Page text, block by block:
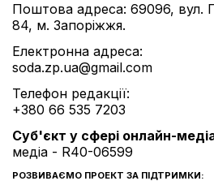
Поштова адреса: 69096, вул.
84, м. Запоріжжя.
Електронна адреса:
soda.zp.ua@gmail.com
Телефон редакції:
+380 66 535 7203
Cуб'єкт у сфері онлайн-
медіа - R40-06599
РОЗВИВАЄМО ПРОЕКТ ЗА ПІДТРИМКИ: